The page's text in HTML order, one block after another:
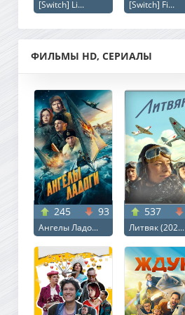
[Switch] Li... [Switch] Fi...
ФИЛЬМЫ HD, СЕРИАЛЫ
245 93
Ангелы Ладо...
537
Литвяк (202...